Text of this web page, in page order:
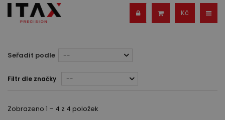
Kč
Seřadit podle --
Filtr dle značky --
Zobrazeno 1 – 4 z 4 položek